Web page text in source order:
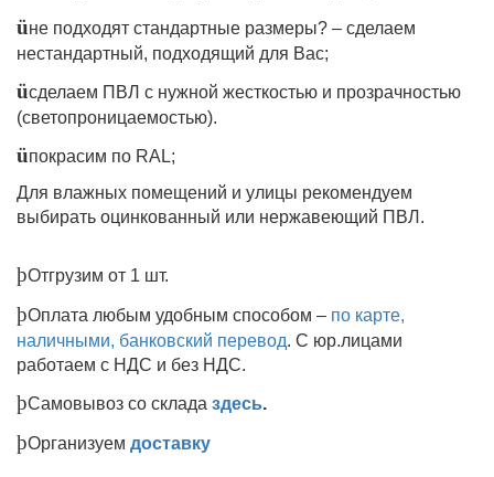
üне подходят стандартные размеры? – сделаем
нестандартный, подходящий для Вас;
üсделаем ПВЛ с нужной жесткостью и прозрачностью
(светопроницаемостью).
üпокрасим по RAL;
Для влажных помещений и улицы рекомендуем
выбирать оцинкованный или нержавеющий ПВЛ.
þОтгрузим от 1 шт.
þОплата любым удобным способом – по карте,
наличными, банковский перевод. С юр.лицами
работаем с НДС и без НДС.
þСамовывоз со склада здесь.
þОрганизуем доставку